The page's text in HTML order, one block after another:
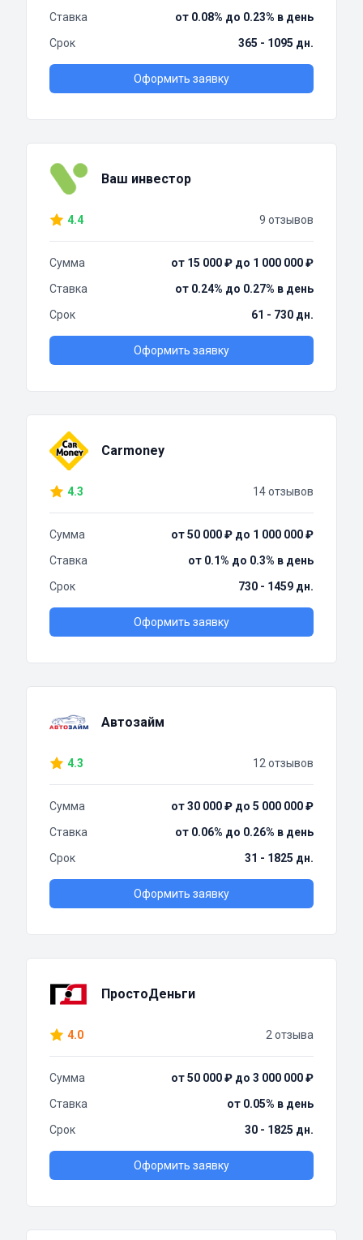
Ставка
от 0.08% до 0.23% в день
Срок
365 - 1095 дн.
Оформить заявку
Ваш инвестор
4.4 9 отзывов
Сумма
от 15 000 ₽ до 1 000 000 ₽
Ставка
от 0.24% до 0.27% в день
Срок
61 - 730 дн.
Оформить заявку
Carmoney
4.3 14 отзывов
Сумма
от 50 000 ₽ до 1 000 000 ₽
Ставка
от 0.1% до 0.3% в день
Срок
730 - 1459 дн.
Оформить заявку
Автозайм
4.3 12 отзывов
Сумма
от 30 000 ₽ до 5 000 000 ₽
Ставка
от 0.06% до 0.26% в день
Срок
31 - 1825 дн.
Оформить заявку
ПростоДеньги
4.0 2 отзыва
Сумма
от 50 000 ₽ до 3 000 000 ₽
Ставка
от 0.05% в день
Срок
30 - 1825 дн.
Оформить заявку